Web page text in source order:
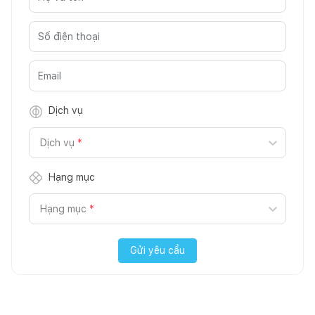
Dịch vụ
Dịch vụ *
Hạng mục
Hạng mục *
Gửi yêu cầu